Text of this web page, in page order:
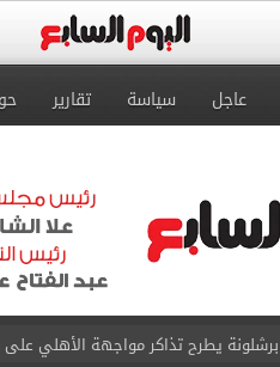
عاجل سياسة تقارير
برشلونة يطرح تذاكر مواجهة الأهلي